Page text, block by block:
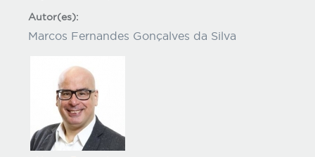
Autor(es):
Marcos Fernandes Gonçalves da Silva